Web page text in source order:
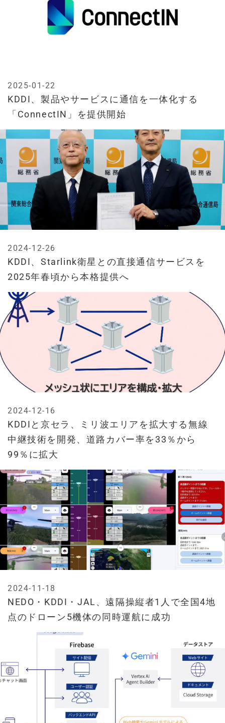
KDDI、製品やサービスに通信を一体化する
「ConnectIN」を提供開始
2025-01-22
KDDI、Starlink衛星との直接通信サービスを
2025年春頃から本格提供へ
2024-12-26
KDDIと京セラ、ミリ波エリアを拡大する無線
中継技術を開発、道路カバー率を33％から
99％に拡大
2024-12-16
NEDO・KDDI・JAL、遠隔操縦者1人で全国4地
点のドローン5機体の同時運航に成功
2024-11-18